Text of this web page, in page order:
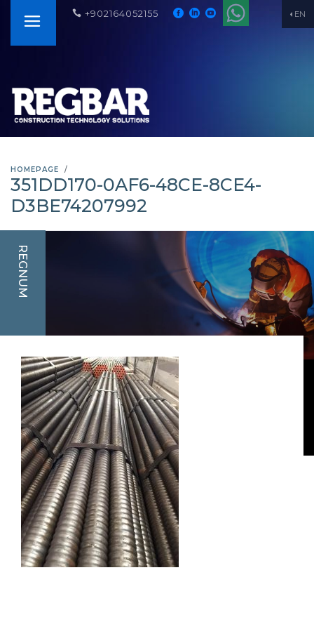
EN
+902164052155
HOMEPAGE
351DD170-0AF6-48CE-8CE4-
D3BE74207992
REGNUM